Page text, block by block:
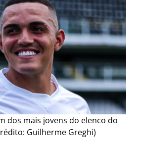
dos mais jovens do elenco do
Guilherme Greghi)